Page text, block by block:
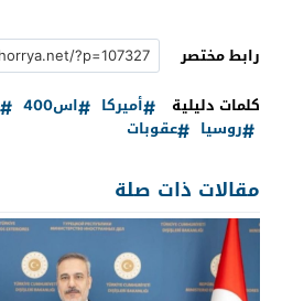
رابط مختصر
كلمات دليلية
أميركا اس400
روسيا
عقوبات
مقالات ذات صلة